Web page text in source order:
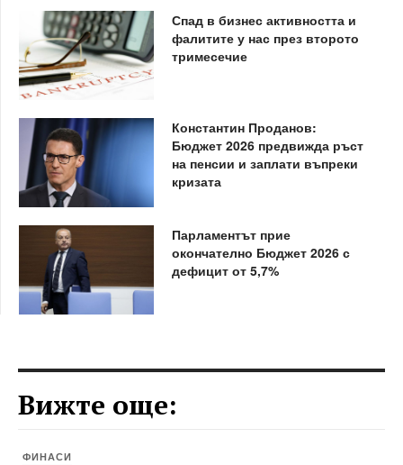
Спад в бизнес активността и
фалитите у нас през второто
тримесечие
Константин Проданов:
Бюджет 2026 предвижда ръст
на пенсии и заплати въпреки
кризата
Парламентът прие
окончателно Бюджет 2026 с
дефицит от 5,7%
Вижте още:
ФИНАСИ